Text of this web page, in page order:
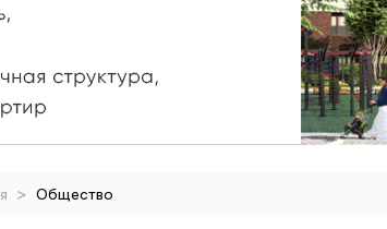
> Общество